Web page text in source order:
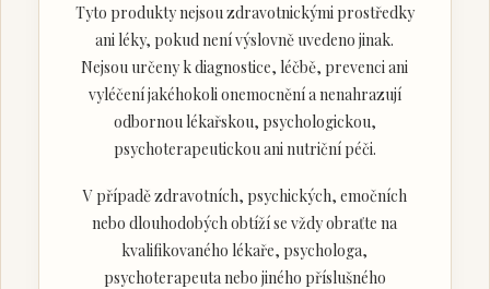
Tyto produkty nejsou zdravotnickými prostředky
ani léky, pokud není výslovně uvedeno jinak.
Nejsou určeny k diagnostice, léčbě, prevenci ani
vyléčení jakéhokoli onemocnění a nenahrazují
odbornou lékařskou, psychologickou,
psychoterapeutickou ani nutriční péči.
V případě zdravotních, psychických, emočních
nebo dlouhodobých obtíží se vždy obraťte na
kvalifikovaného lékaře, psychologa,
psychoterapeuta nebo jiného příslušného